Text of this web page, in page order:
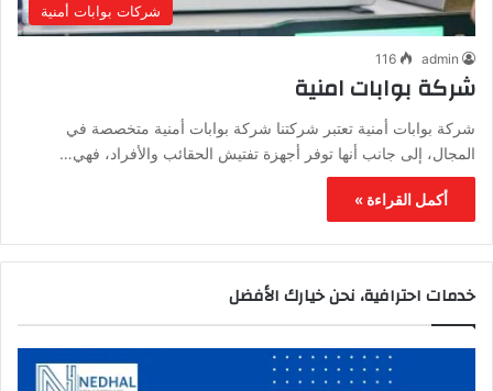
شركات بوابات أمنية
admin
116
شركة بوابات امنية
شركة بوابات أمنية تعتبر شركتنا شركة بوابات أمنية متخصصة في
المجال، إلى جانب أنها توفر أجهزة تفتيش الحقائب والأفراد، فهي…
أكمل القراءة »
خدمات احترافية، نحن خيارك الأفضل